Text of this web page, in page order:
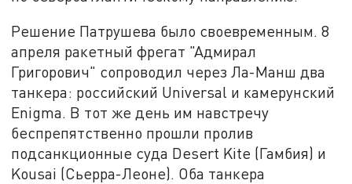
Решение Патрушева было своевременным. 8
апреля ракетный фрегат "Адмирал
Григорович" сопроводил через Ла-Манш два
танкера: российский Universal и камерунский
Enigma. В тот же день им навстречу
беспрепятственно прошли пролив
подсанкционные суда Desert Kite (Гамбия) и
Kousai (Сьерра-Леоне). Оба танкера